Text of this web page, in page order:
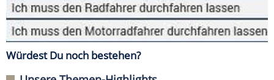
Würdest Du noch bestehen?